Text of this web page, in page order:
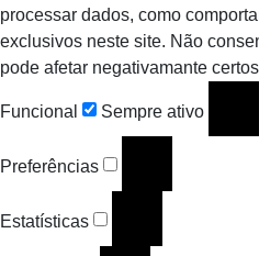
processar dados, como
exclusivos neste site. Não
pode afetar negativamante
Funcional Sempre ativo
Preferências
Estatísticas